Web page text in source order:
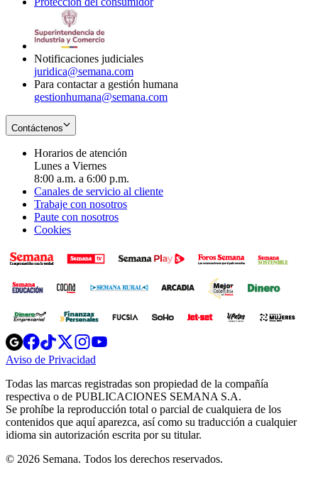
Notificaciones judiciales
juridica@semana.com
Para contactar a gestión humana
gestionhumana@semana.com
Contáctenos
Horarios de atención
Lunes a Viernes
8:00 a.m. a 6:00 p.m.
Canales de servicio al cliente
Trabaje con nosotros
Paute con nosotros
Cookies
Opens
in
new
Opens
in
new
Opens
in
new
window
Opens
new
windowwindow
Aviso de Privacidad
new
window
Todas las marcas registradas son propiedad de la compañía
respectiva o de PUBLICACIONES SEMANA S.A.
Se prohíbe la reproducción total o parcial de cualquiera de los
contenidos que aquí aparezca, así como su traducción a cualquier
idioma sin autorización escrita por su titular.
© 2026 Semana. Todos los derechos reservados.